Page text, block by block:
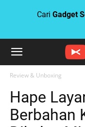
Review & Unboxing
Hape
Berbahan
Cari Gadget